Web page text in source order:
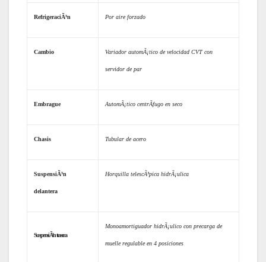
RefrigeraciÃ³n Por aire forzado
Cambio Variador automÃ¡tico de velocidad CVT con
servidor de par
Embrague AutomÃ¡tico centrÃ­fugo en seco
Chasis Tubular de acero
SuspensiÃ³n
delantera
Horquilla telescÃ³pica hidrÃ¡ulica
SuspensiÃ³n trasera
Monoamortiguador hidrÃ¡ulico con precarga de
muelle regulable en 4 posiciones